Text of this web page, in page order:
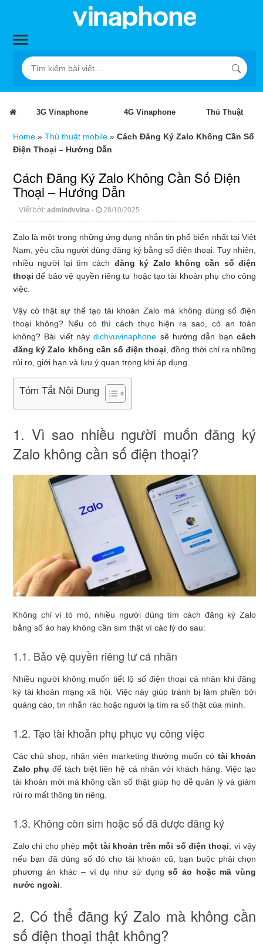
3G Vinaphone 4G Vinaphone Thủ Thuật
Home » Thủ thuật mobile » Cách Đăng Ký Zalo Không Cần Số
Điện Thoại – Hướng Dẫn
Cách Đăng Ký Zalo Không Cần Số Điện
Thoại – Hướng Dẫn
Viết bởi: admindvvina - 28/10/2025
Zalo là một trong những ứng dụng nhắn tin phổ biến nhất tại Việt
Nam, yêu cầu người dùng đăng ký bằng số điện thoại. Tuy nhiên,
nhiều người lại tìm cách đăng ký Zalo không cần số điện
thoại để bảo vệ quyền riêng tư hoặc tạo tài khoản phụ cho công
việc.
Vậy có thật sự thể tạo tài khoản Zalo mà không dùng số điện
thoại không? Nếu có thì cách thực hiện ra sao, có an toàn
không? Bài viết nàydichvuvinaphone sẽ hướng dẫn bạncách
đăng ký Zalo không cần số điện thoại , đồng thời chỉ ra những
rủi ro, giới hạn và lưu ý quan trọng khi áp dụng.
Tóm Tắt Nội Dung
1. Vì sao nhiều người muốn đăng ký
Zalo không cần số điện thoại?
Không chỉ vì tò mò, nhiều người dùng tìm cách đăng ký Zalo
bằng số ảo hay không cần sim thật vì các lý do sau:
1.1. Bảo vệ quyền riêng tư cá nhân
Nhiều người không muốn tiết lộ số điện thoại cá nhân khi đăng
ký tài khoản mạng xã hội. Việc này giúp tránh bị làm phiền bởi
quảng cáo, tin nhắn rác hoặc người lạ tìm ra số thật của mình.
1.2. Tạo tài khoản phụ phục vụ công việc
Các chủ shop, nhân viên marketing thường muốn có tài khoản
Zalo phụ để tách biệt liên hệ cá nhân với khách hàng. Việc tạo
tài khoản mới mà không cần số thật giúp họ dễ quản lý và giảm
rủi ro mất thông tin riêng.
1.3. Không còn sim hoặc số đã được đăng ký
Zalo chỉ cho phép một tài khoản trên mỗi số điện thoại , vì vậy
nếu bạn đã dùng số đó cho tài khoản cũ, bạn buộc phải chọn
phương án khác – ví dụ như sử dụngsố ảo hoặc mã vùng
nước ngoài
2. Có thể đăng ký Zalo mà không cần
số điện thoại thật không?